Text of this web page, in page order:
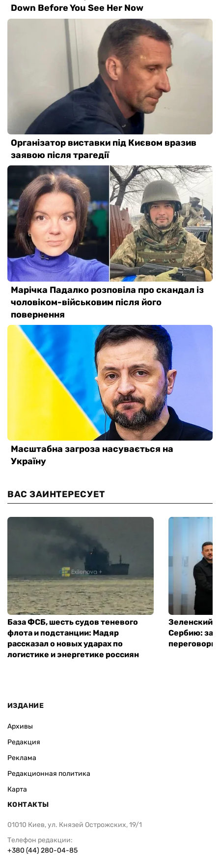
ВАС ЗАИНТЕРЕСУЕТ
База ФСБ, шесть судов теневого
флота и подстанции: Мадяр
рассказал о новых ударах по
логистике и энергетике россиян
Зеленский
Сербию:
переговоры
ИЗДАНИЕ
Архивы
Редакция
Реклама
Редакционная политика
Карта
КОНТАКТЫ
01010 Киев, ул. Князей Острожских, 19/1
Телефон редакции:
+380 (44) 280-04-85